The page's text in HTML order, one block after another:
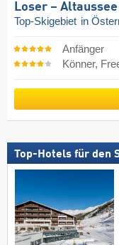
Loser – Altaussee
Top-Skigebiet in
Anfänger
Könner,
Top-Hotels für den